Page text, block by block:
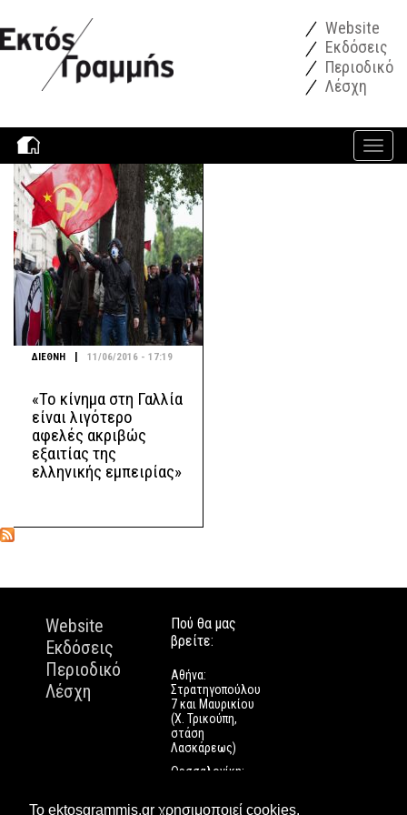
Το ektosgrammis.gr χρησιμοποιεί cookies.
Website
Εκδόσεις
Περιοδικό
Λέσχη
Toggle
ΔΙΕΘΝΗ | 11/06/2016 - 17:19
«To κίνημα στη Γαλλία
είναι λιγότερο
αφελές ακριβώς
εξαιτίας της
ελληνικής εμπειρίας»
Website
Εκδόσεις
Περιοδικό
Λέσχη
Πού θα μας
βρείτε:
Αθήνα:
Στρατηγοπούλου
7 και Μαυρικίου
(Χ. Τρικούπη,
στάση
Λασκάρεως)
Θεσσαλονίκη:
Πάτρα: Τριών